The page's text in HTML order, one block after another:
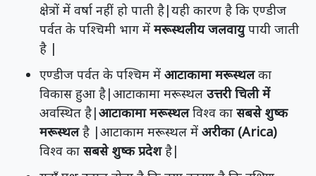
क्षेत्रों में वर्षा नहीं हो पाती है|यही कारण है कि एण्डीज
पर्वत के पश्चिमी भाग में मरूस्थलीय जलवायुपायी जाती
है |
एण्डीज पर्वत के पश्चिम में आटाकामा मरूस्थलका
विकास हुआ है|आटाकामा मरूस्थल उत्तरी चिली में
अवस्थित है|आटाकामा मरूस्थलविश्व का सबसे शुष्क
मरूस्थलहै |आटाकाम मरूस्थल में अरीका (Arica)
विश्व का सबसे शुष्क प्रदेशहै|